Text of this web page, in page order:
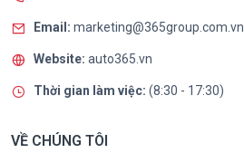
Email: marketing@365group.com.vn
Website: auto365.vn
Thời gian làm việc: (8:30 - 17:30)
VỀ CHÚNG TÔI